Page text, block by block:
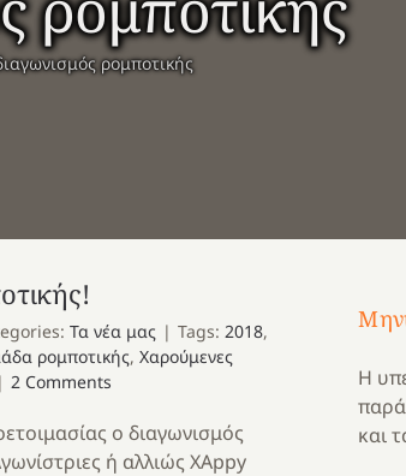
ρομποτικής
Τα νέα μας | Tags: 2018,
ρομποτικής, Χαρούμενες
| 2 Comments
ο διαγωνισμός
ή αλλιώς ΧΑppy
Η
και